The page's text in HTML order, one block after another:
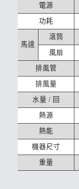
電源
功耗
馬達
滾筒
風扇
排風管
排風量
水量 / 回
熱源
熱能
機器尺寸
重量